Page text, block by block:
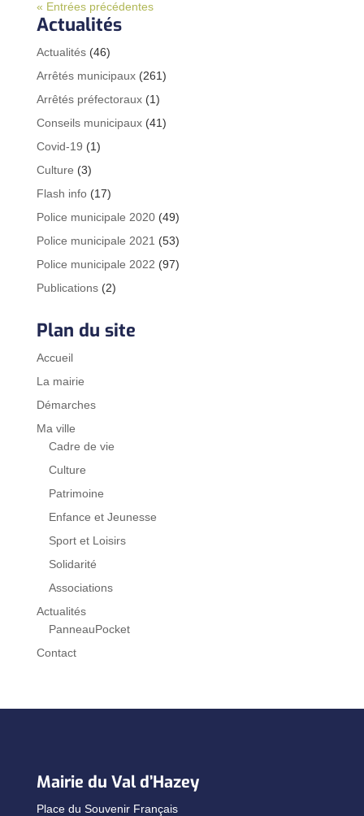
« Entrées précédentes
Actualités
Actualités(46)
Arrêtés municipaux(261)
Arrêtés préfectoraux(1)
Conseils municipaux(41)
Covid-19 (1)
Culture (3)
Flash info(17)
Police municipale 2020(49)
Police municipale 2021 (53)
Police municipale 2022 (97)
Publications(2)
Plan du site
Accueil
La mairie
Démarches
Ma ville
Cadre de vie
Culture
Patrimoine
Enfance et Jeunesse
Sport et Loisirs
Solidarité
Associations
Actualités
PanneauPocket
Contact
Mairie du Val d’Hazey
Place du Souvenir Français